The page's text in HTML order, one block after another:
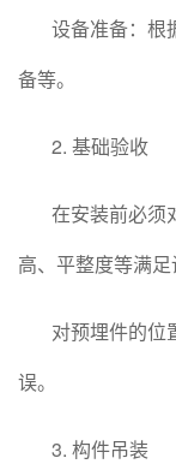
设备准备：根
备等。
2. 基础验收
在安装前必须
高、平整度等满足
对预埋件的位
误。
3. 构件吊装